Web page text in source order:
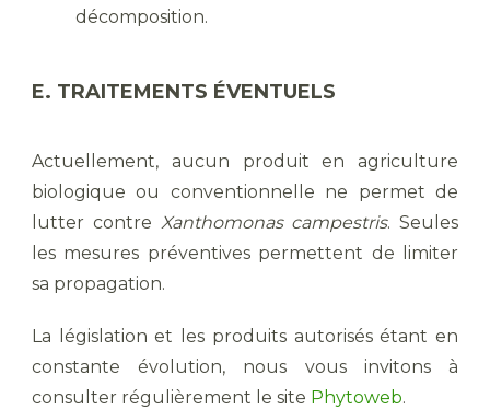
décomposition.
E. TRAITEMENTS ÉVENTUELS
Actuellement, aucun produit en agriculture
biologique ou conventionnelle ne permet de
lutter contre Xanthomonas campestris. Seules
les mesures préventives permettent de limiter
sa propagation.
La législation et les produits autorisés étant en
constante évolution, nous vous invitons à
consulter régulièrement le site Phytoweb.